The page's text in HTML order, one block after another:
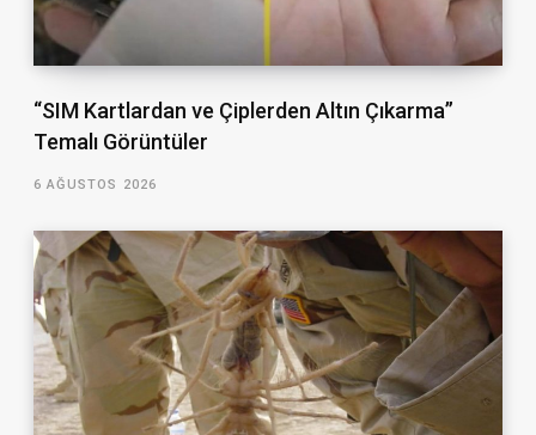
“SIM Kartlardan ve Çiplerden Altın Çıkarma”
Temalı Görüntüler
6 AĞUSTOS 2026